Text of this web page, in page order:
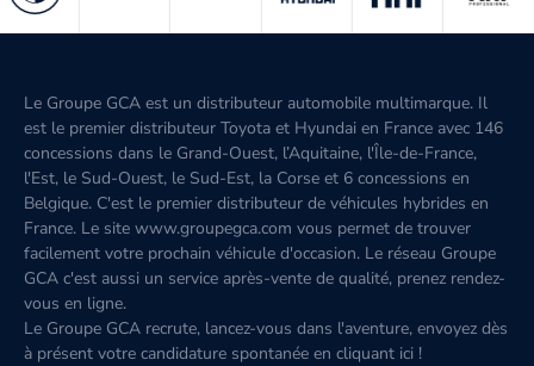
Le Groupe GCA est un distributeur automobile multimarque. Il
est le premier distributeur Toyota et Hyundai en France avec 146
concessions dans le Grand-Ouest, l’Aquitaine, l'Île-de-France,
l'Est, le Sud-Ouest, le Sud-Est, la Corse et 6 concessions en
Belgique. C'est le premier distributeur de véhicules hybrides en
France. Le site www.groupegca.com vous permet de trouver
facilement votre prochain véhicule d'occasion. Le réseau Groupe
GCA c'est aussi un service après-vente de qualité, prenez rendez-
vous en ligne.
Le Groupe GCA recrute, lancez-vous dans l'aventure, envoyez dès
à présent votre candidature spontanée en cliquant ici !